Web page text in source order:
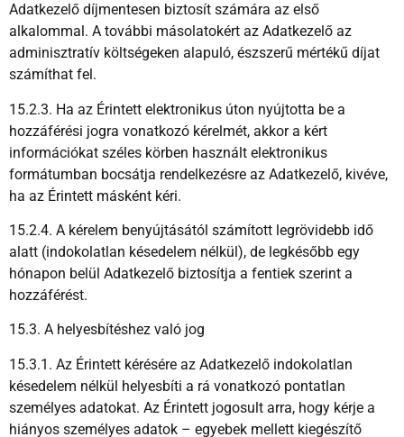
Adatkezelő díjmentesen biztosít számára az első
alkalommal. A további másolatokért az Adatkezelő az
adminisztratív költségeken alapuló, észszerű mértékű díjat
számíthat fel.
15.2.3. Ha az Érintett elektronikus úton nyújtotta be a
hozzáférési jogra vonatkozó kérelmét, akkor a kért
információkat széles körben használt elektronikus
formátumban bocsátja rendelkezésre az Adatkezelő, kivéve,
ha az Érintett másként kéri.
15.2.4. A kérelem benyújtásától számított legrövidebb idő
alatt (indokolatlan késedelem nélkül), de legkésőbb egy
hónapon belül Adatkezelő biztosítja a fentiek szerint a
hozzáférést.
15.3. A helyesbítéshez való jog
15.3.1. Az Érintett kérésére az Adatkezelő indokolatlan
késedelem nélkül helyesbíti a rá vonatkozó pontatlan
személyes adatokat. Az Érintett jogosult arra, hogy kérje a
hiányos személyes adatok – egyebek mellett kiegészítő